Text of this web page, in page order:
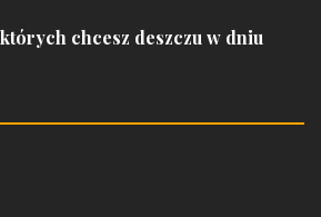
chcesz deszczu w dniu